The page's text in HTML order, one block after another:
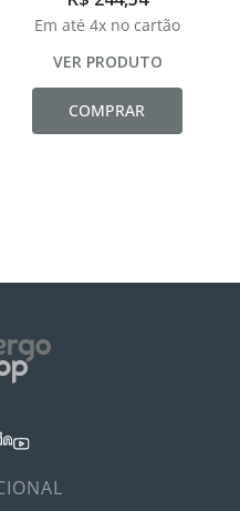
Em até 4x no cartão
VER PRODUTO
COMPRAR